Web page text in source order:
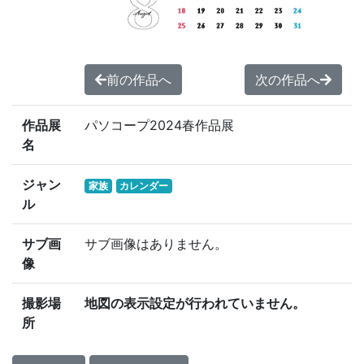
前の作品へ 次の作品へ
作品展
名
パソコープ2024春作品展
ジャン
ル
家族 カレンダー
サブ画
像
サブ画像はありません。
撮影場
所
地図の表示設定が行われていません。